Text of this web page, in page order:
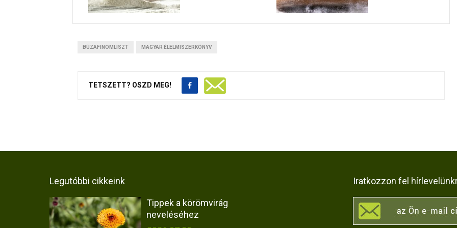
BÚZAFINOMLISZT MAGYAR ÉLELMISZERKÖNYV
TETSZETT? OSZD MEG!
Legutóbbi cikkeink
Tippek a körömvirág
neveléséhez
Iratkozzon fel